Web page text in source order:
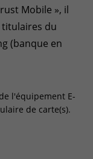
Mobile », il
titulaires du
(banque en
l'équipement E-
de carte(s).